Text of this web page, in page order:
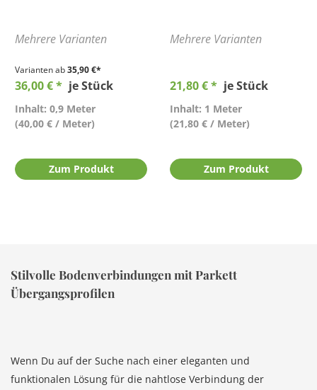
Mehrere Varianten
Varianten ab35,90 €*
36,00 € * je Stück
Inhalt: 0,9 Meter
(40,00 € / Meter)
Zum Produkt
Mehrere Varianten
21,80 € * je Stück
Inhalt: 1 Meter
(21,80 € / Meter)
Zum Produkt
Stilvolle Bodenverbindungen mit Parkett
Übergangsprofilen
Wenn Du auf der Suche nach einer eleganten und
funktionalen Lösung für die nahtlose Verbindung der